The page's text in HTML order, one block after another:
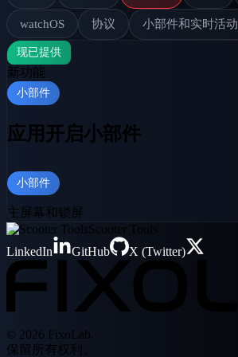
watchOS 协议 小部件和实时活动
现已提供
新功能
小部件
应用开启小部件
小部件
主屏幕和锁屏
Scooter Tools
LinkedIn
GitHub X (Twitter)
© 2026 FixoLab.
保留所有权利。